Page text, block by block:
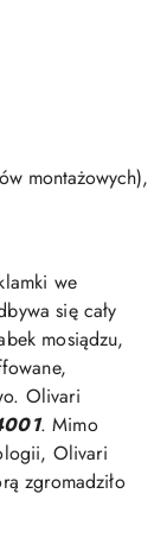
montażowych),
we
się cały
mosiądzu,
Olivari
. Mimo
Olivari
zgromadziło